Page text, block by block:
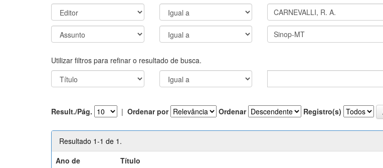
Utilizar filtros para refinar o resultado de busca.
Result./Pág. | Ordenar por Ordenar Registro(s)
Resultado 1-1 de 1.
Ano de
Título